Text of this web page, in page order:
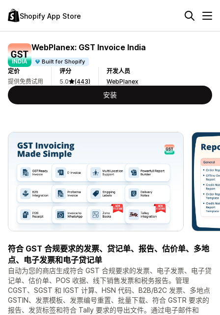
Shopify App Store
WebPlanex: GST Invoice India
Built for Shopify
定价
提供免费试用
评分
5.0
(443)
开发人员
WebPlanex
安装
符合 GST 合规要求的发票、贷记单、报告、估价单、多地
点、电子发票和电子贷记单
自动为您的商店生成符合 GST 合规要求的发票、电子发票、电子贷
记单、估价单、POS 收据、线下销售发票和税务报告。管理
CGST、SGST 和 IGST 计算、HSN 代码、B2B/B2C 发票、多地点
GSTIN、发票模板、发票编号重置、批量下载、符合 GSTR 要求的
报告、发货标签和符合 Tally 要求的导出文件。通过电子邮件和